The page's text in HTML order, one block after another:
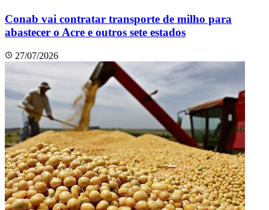
Conab vai contratar transporte de milho para
abastecer o Acre e outros sete estados
27/07/2026